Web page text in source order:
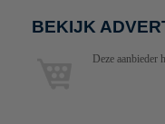
BEKIJK
Deze aanbieder